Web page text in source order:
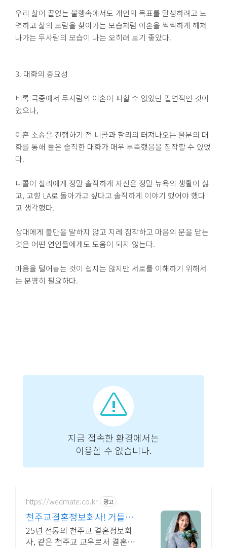
우리 삶이 끝없는 불행속에서도 개인의 목표를 달성하려고 노
력하고 삶의 보람을 찾아가는 모습처럼 이혼을 씩씩하게 헤쳐
나가는 두사람의 모습이 나는 오히려 보기 좋았다.
3. 대화의 중요성
비록 극중에서 두사람의 이혼이 피할 수 없었던 필연적인 것이
었으나,
이혼 소송을 진행하기 전 니콜과 찰리의 터져나오는 울분의 대
화를 통해 둘은 솔직한 대화가 매우 부족했음을 짐작할 수 있었
다.
니콜이 찰리에게 정말 솔직하게 자신은 정말 뉴욕의 생활이 싫
고, 고향 LA로 돌아가고 싶다고 솔직하게 이야기 했어야 했다
고 생각했다.
상대에게 불만을 말하지 않고 지레 짐작하고 마음의 문을 닫는
것은 어떤 연인들에게도 도움이 되지 않는다.
마음을 털어놓는 것이 쉽지는 않지만 서로를 이해하기 위해서
는 분명히 필요하다.
https://wedmate.co.kr 광고
천주교결혼정보회사! 거들짝
이상형 프로필 무료 받아보기
25년 전통의 천주교 결혼정보회
사, 같은 천주교 교우로서 결혼을